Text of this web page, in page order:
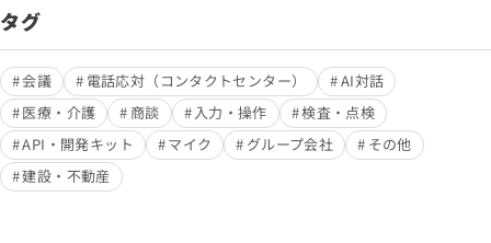
タグ
会議 電話応対（コンタクトセンター）
AI対話
医療・介護
商談 入力・操作
検査・点検
API・開発キット
マイク グループ会社
その他
建設・不動産